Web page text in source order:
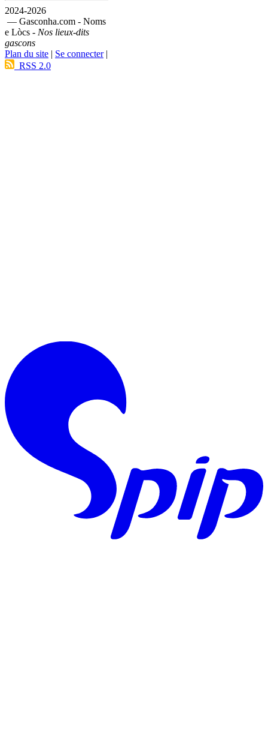
2024-2026
— Gasconha.com - Noms
e Lòcs - Nos lieux-dits
gascons
Plan du site
Se connecter|
RSS 2.0